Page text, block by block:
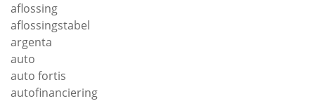
aflossing
aflossingstabel
argenta
auto
auto fortis
autofinanciering